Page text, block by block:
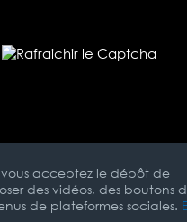
acceptez le dépôt de
des vidéos, des boutons
de plateformes sociales.